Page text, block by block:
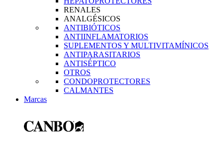
RENALES
ANALGÉSICOS
ANTIBIÓTICOS
ANTIINFLAMATORIOS
SUPLEMENTOS Y MULTIVITAMÍNICOS
ANTIPARASITARIOS
ANTISÉPTICO
OTROS
CONDOPROTECTORES
CALMANTES
Marcas